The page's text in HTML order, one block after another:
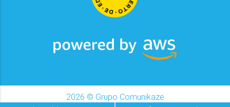
2026 © Grupo Comunikaze